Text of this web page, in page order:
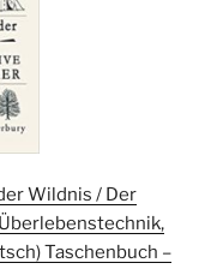
Wildnis / Der
Taschenbuch –